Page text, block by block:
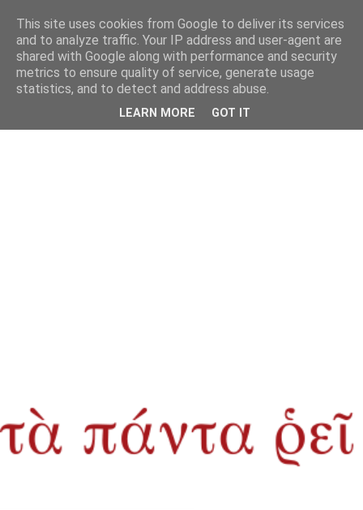
This site uses cookies from Google to deliver its services
and to analyze traffic. Your IP address and user-agent are
shared with Google along with performance and security
metrics to ensure quality of service, generate usage
statistics, and to detect and address abuse.
LEARN MORE GOT IT